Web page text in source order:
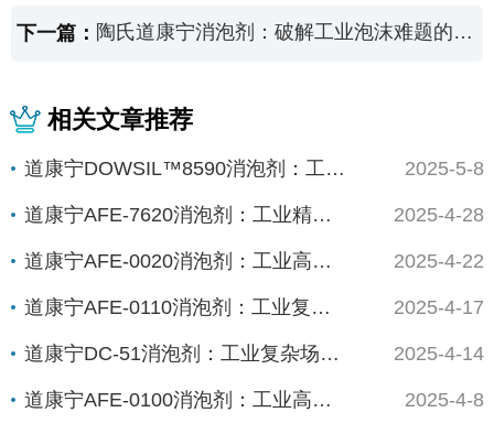
下一篇： 陶氏道康宁消泡剂：破解工业泡沫难题的全球科技方案
相关文章推荐
道康宁DOWSIL™8590消泡剂：工业高效... 2025-5-8
道康宁AFE-7620消泡剂：工业精密制造的... 2025-4-28
道康宁AFE-0020消泡剂：工业高能场景的... 2025-4-22
道康宁AFE-0110消泡剂：工业复杂体系的... 2025-4-17
道康宁DC-51消泡剂：工业复杂场景下的“全... 2025-4-14
道康宁AFE-0100消泡剂：工业高精度场景... 2025-4-8